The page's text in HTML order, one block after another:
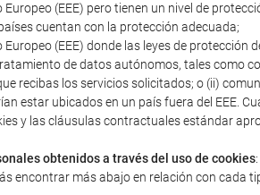
(EEE) pero tienen un nivel de
cuentan con la protección adecuada;
(EEE) donde las leyes de
de datos autónomos, tales como
recibas los servicios solicitados; o (ii)
estar ubicados en un país fuera del EEE.
y las cláusulas contractuales estándar
obtenidos a través del uso de cookies
encontrar más abajo en relación con cada